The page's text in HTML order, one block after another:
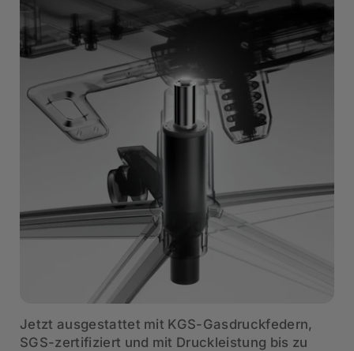
Jetzt ausgestattet mit KGS-Gasdruckfedern,
SGS-zertifiziert und mit Druckleistung bis zu